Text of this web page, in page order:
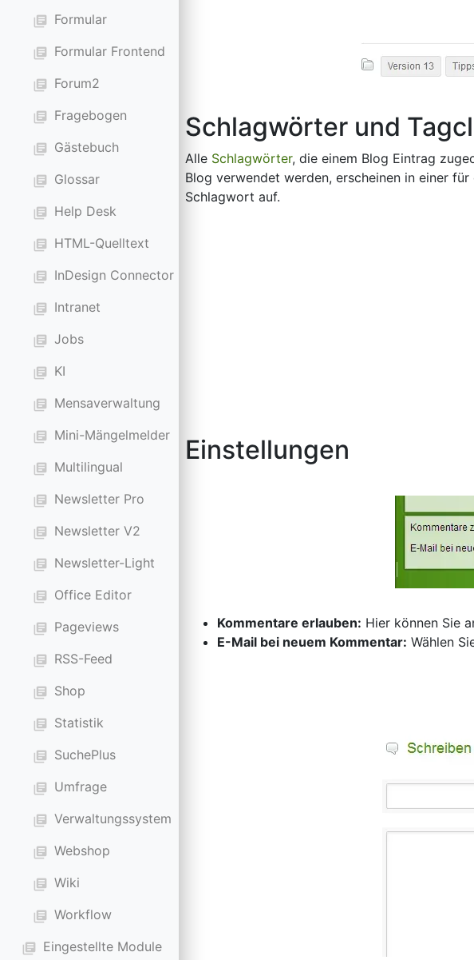
library_books Formular
library_books Formular Frontend
library_books Forum2
library_books Fragebogen
library_books Gästebuch
library_books Glossar
library_books Help Desk
library_books HTML-Quelltext
library_books InDesign Connector
library_books Intranet
library_books Jobs
library_books KI
library_books Mensaverwaltung
library_books Mini-Mängelmelder
library_books Multilingual
library_books Newsletter Pro
library_books Newsletter V2
library_books Newsletter-Light
library_books Office Editor
library_books Pageviews
library_books RSS-Feed
library_books Shop
library_books Statistik
library_books SuchePlus
library_books Umfrage
library_books Verwaltungssystem
library_books Webshop
library_books Wiki
library_books Workflow
library_books Eingestellte Module
Schlagwörter und
Alle Schlagwörter, die einem Blog Eintrag
Blog verwendet werden, erscheinen in einer
Schlagwort auf.
Einstellungen
Kommentare erlauben: Hier können Sie
E-Mail bei neuem Kommentar: Wählen